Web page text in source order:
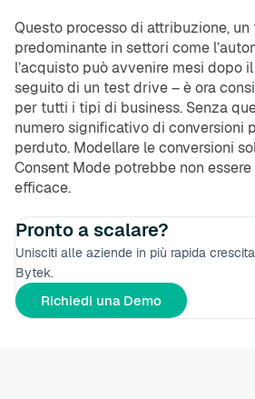
Questo processo di attribuzione, un
predominante in settori come
l’acquisto può avvenire mesi dopo
seguito di un test drive – è ora
per tutti i tipi di business. Senza
numero significativo di conversioni
perduto. Modellare le conversioni
Consent Mode potrebbe non
efficace.
Pronto a scalare?
Unisciti alle aziende in più rapida
Bytek.
Richiedi una Demo